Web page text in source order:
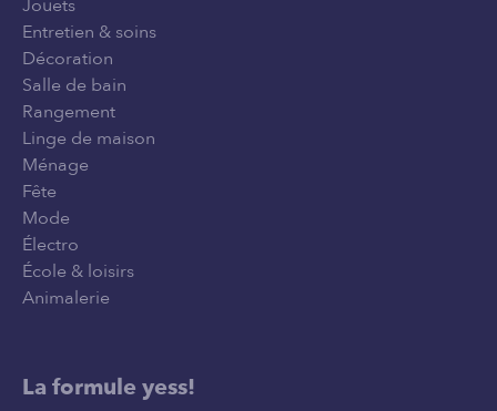
Jouets
Entretien & soins
Décoration
Salle de bain
Rangement
Linge de maison
Ménage
Fête
Mode
Électro
École & loisirs
Animalerie
La formule yess!